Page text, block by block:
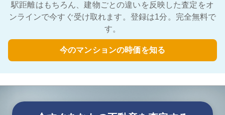
駅距離はもちろん、建物ごとの違いを反映した査定をオ
ンラインで今すぐ受け取れます。登録は1分。完全無料で
す。
今のマンションの時価を知る